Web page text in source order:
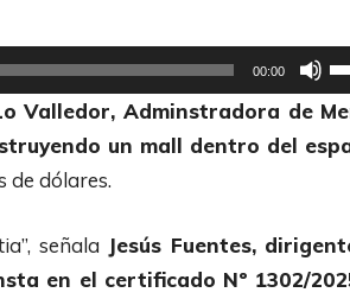
00:00
U
t
l
z
a
Valledor, Adminstradora de
un mall dentro del
de dólares.
señala Jesús Fuentes,
en el certificado Nº 1302/